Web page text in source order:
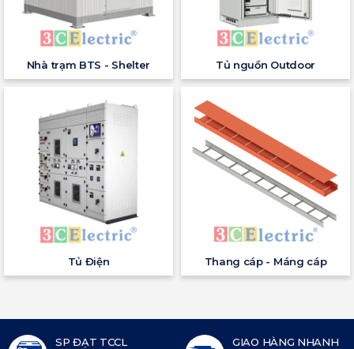
Nhà trạm BTS - Shelter Tủ nguồn Outdoor
Tủ Điện Thang cáp - Máng cáp
SP ĐẠT TCCL
GIAO HÀNG NHANH